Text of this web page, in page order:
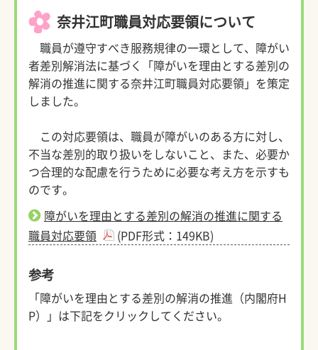
奈井江町職員対応要領について
職員が遵守すべき服務規律の一環として、障がい
者差別解消法に基づく「障がいを理由とする差別の
解消の推進に関する奈井江町職員対応要領」を策定
しました。
この対応要領は、職員が障がいのある方に対し、
不当な差別的取り扱いをしないこと、また、必要か
つ合理的な配慮を行うために必要な考え方を示すも
のです。
障がいを理由とする差別の解消の推進に関する
職員対応要領
(PDF形式：149KB)
参考
「障がいを理由とする差別の解消の推進（内閣府H
P）」は下記をクリックしてください。